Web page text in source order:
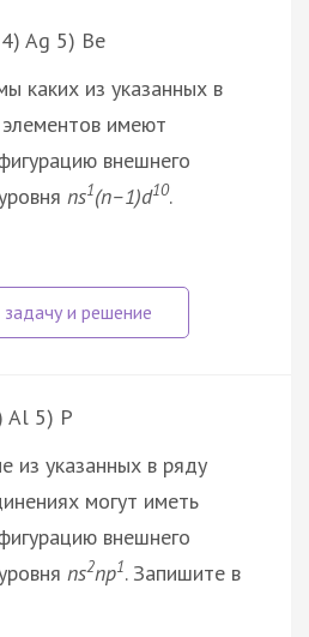
Ag 5) Be
каких из указанных в
имеют
внешнего
ns1(n–1)d10.
Al 5) P
из указанных в ряду
могут иметь
внешнего
ns2np1. Запишите в